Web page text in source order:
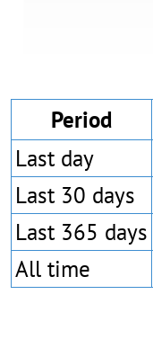
Period
Last day
Last 30 days
Last 365 days
All time